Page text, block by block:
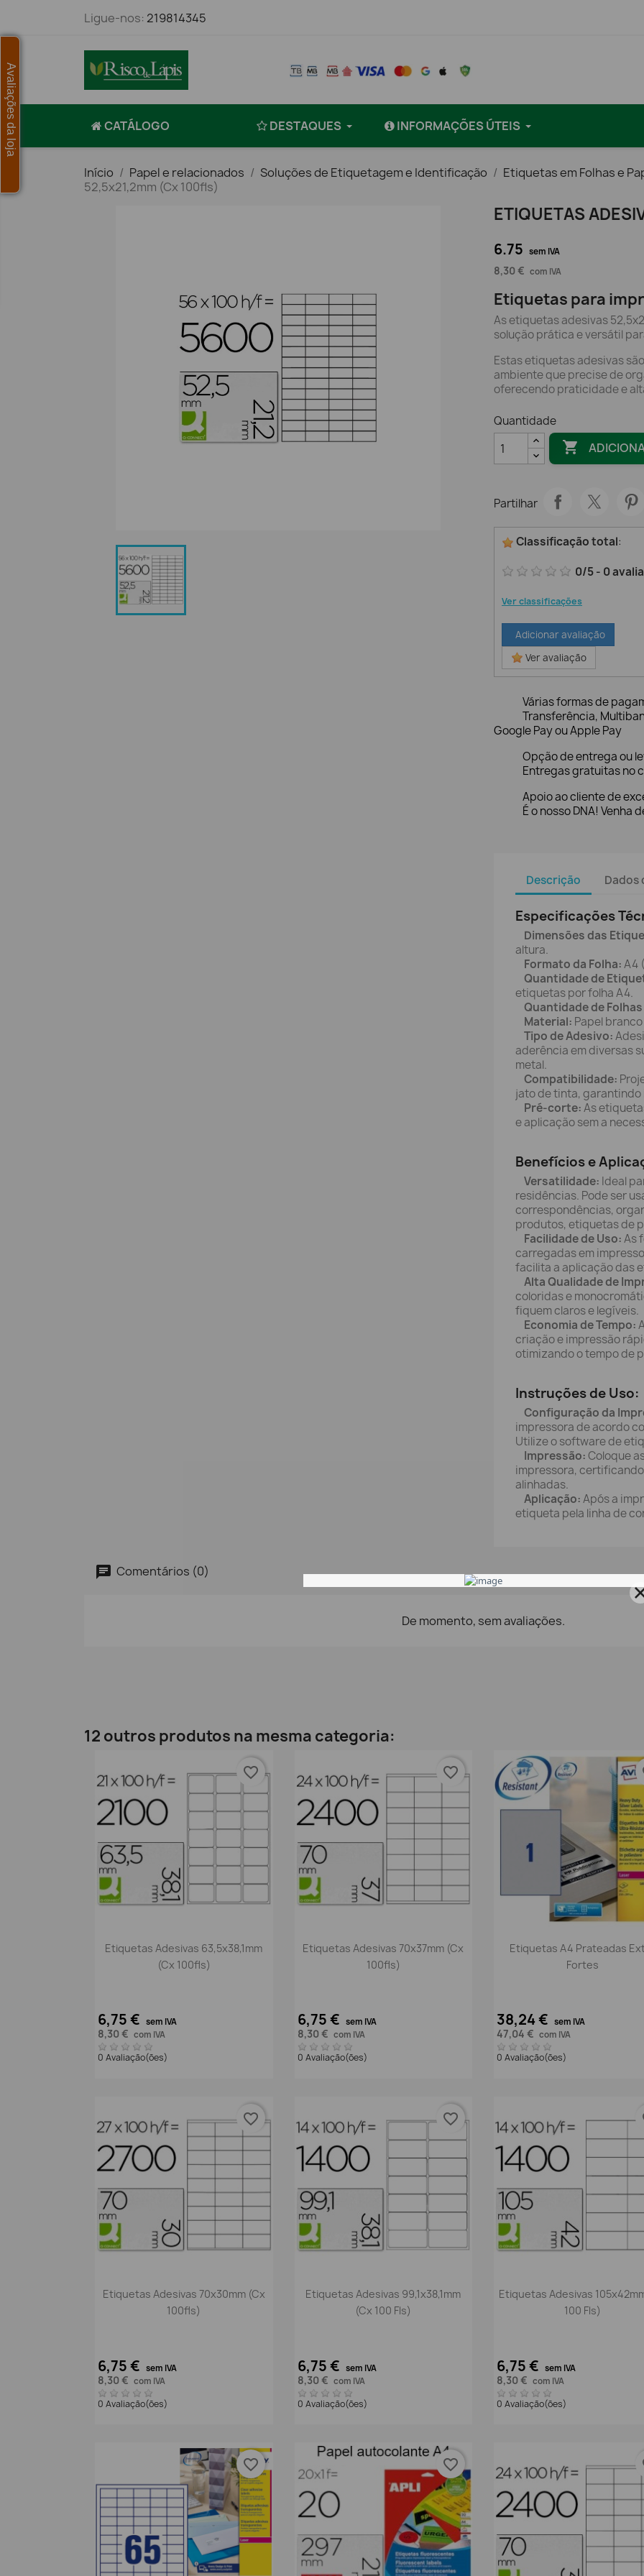
Ligue-nos: 219814345
CATÁLOGO DESTAQUES INFORMAÇÕES ÚTEIS
Início Papel e relacionados Soluções de Etiquetagem e Identificação Etiquetas em Folhas e
52,5x21,2mm (Cx 100fls)
ETIQUETAS
6.75 sem IVA
8,30 € com IVA
Etiquetas para
As etiquetas adesivas
solução prática e versátil
Estas etiquetas adesivas
ambiente que precise de
oferecendo praticidade e
Quantidade

Partilhar
Classificação total:
0/5- 0
Ver classificações
Adicionar avaliação
Ver avaliação
Várias formas de
Transferência,
Google Pay ou Apple Pay
Opção de entrega ou
Entregas gratuitas no
Apoio ao cliente de
É o nosso DNA! Venha
Descrição Dados
Especificações
Dimensões das
altura.
Formato da Folha:A4
Quantidade de
etiquetas por folha A4.
Quantidade de
Material: Papel
Tipo de Adesivo:
aderência em diversas
metal.
Compatibilidade:
jato de tinta, garantindo
Pré-corte:As
e aplicação sem a
Benefícios e
Versatilidade: Ideal
residências. Pode ser
correspondências,
produtos, etiquetas de
Facilidade de Uso:As
carregadas em
facilita a aplicação das
Alta Qualidade de
coloridas e
fiquem claros e legíveis.
Economia de Tempo:
criação e impressão
otimizando o tempo de
Instruções de Uso:
Configuração da
impressora de acordo
Utilize o software de
Impressão:Coloque
impressora,
alinhadas.
Aplicação:Após a
etiqueta pela linha de
Comentários (0)
De momento, sem avaliações.
12 outros produtos na mesma categoria:
Vista rápida
Etiquetas Adesivas 63,5x38,1mm
(Cx 100fls)
6,75 € sem IVA
8,30 € com IVA
0 Avaliação(ões)
favorite_border
 Vista rápida
Etiquetas Adesivas 70x37mm (Cx
100fls)
6,75 € sem IVA
8,30 € com IVA
0 Avaliação(ões)
favorite_border
Vista rápida
Etiquetas A4 Prateadas
Fortes
38,24 € sem IVA
47,04 € com IVA
0 Avaliação(ões)
 Vista rápida
Etiquetas Adesivas 70x30mm (Cx
100fls)
6,75 € sem IVA
8,30 € com IVA
0 Avaliação(ões)
favorite_border
Vista rápida
Etiquetas Adesivas 99,1x38,1mm
(Cx 100 Fls)
6,75 € sem IVA
8,30 € com IVA
0 Avaliação(ões)
favorite_border
 Vista rápida
Etiquetas Adesivas
100 Fls)
6,75 € sem IVA
8,30 € com IVA
0 Avaliação(ões)
favorite_border favorite_border
Avaliações da loja